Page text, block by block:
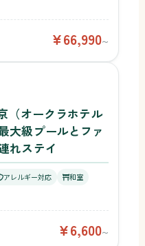
¥66,990〜
（オークラホテル
大級プールとファ
れステイ
アレルギー対応
和室
¥6,600〜